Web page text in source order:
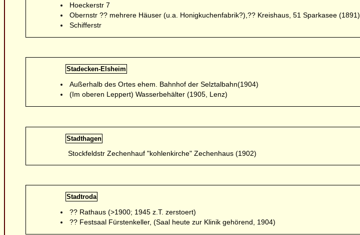
Hoeckerstr 7
Obernstr ?? mehrere Häuser (u.a. Honigkuchenfabrik?),?? Kreishaus, 51 Sparkasee (1891)
Schifferstr
Stadecken-Elsheim
Außerhalb des Ortes ehem. Bahnhof der Selztalbahn(1904)
(Im oberen Leppert) Wasserbehälter (1905, Lenz)
Stadthagen
Stockfeldstr Zechenhauf "kohlenkirche" Zechenhaus (1902)
Stadtroda
?? Rathaus (>1900; 1945 z.T. zerstoert)
?? Festsaal Fürstenkeller, (Saal heute zur Klinik gehörend, 1904)